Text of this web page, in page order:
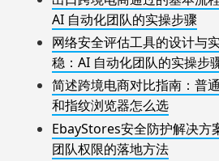
AI 自动化团队的实操步骤
网络安全评估工具的设计与
稳：AI 自动化团队的实操步
简述跨境电商对比指南：普
和指纹浏览器怎么选
EbayStores安全防护解决方
团队权限的落地方法